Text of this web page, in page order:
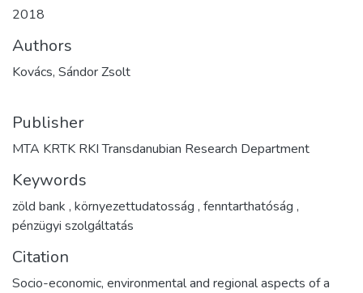
2018
Authors
Kovács, Sándor Zsolt
Publisher
MTA KRTK RKI Transdanubian Research Department
Keywords
zöld bank , környezettudatosság , fenntarthatóság ,
pénzügyi szolgáltatás
Citation
Socio-economic, environmental and regional aspects of a